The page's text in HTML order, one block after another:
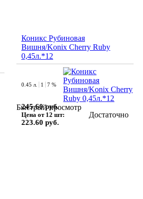
Коникс Рубиновая
Вишня/Konix Cherry Ruby
0,45л.*12
Быстрый просмотр
0.45 л. 1 7 %
245.60 руб.
Цена от 12 шт:
223.60 руб.
Достаточно